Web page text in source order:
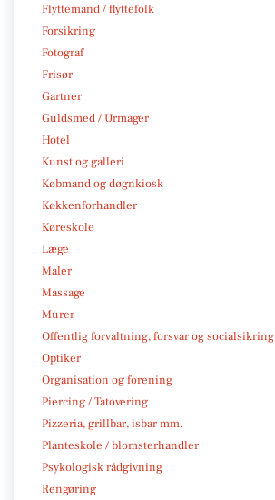
Flyttemand / flyttefolk
Forsikring
Fotograf
Frisør
Gartner
Guldsmed / Urmager
Hotel
Kunst og galleri
Købmand og døgnkiosk
Køkkenforhandler
Køreskole
Læge
Maler
Massage
Murer
Offentlig forvaltning, forsvar og socialsikring
Optiker
Organisation og forening
Piercing / Tatovering
Pizzeria, grillbar, isbar mm.
Planteskole / blomsterhandler
Psykologisk rådgivning
Rengøring